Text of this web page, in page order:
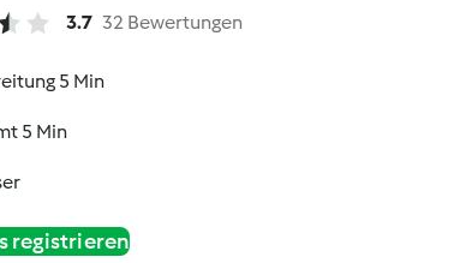
3.7 32 Bewertungen
5 Min
5 Min
registrieren